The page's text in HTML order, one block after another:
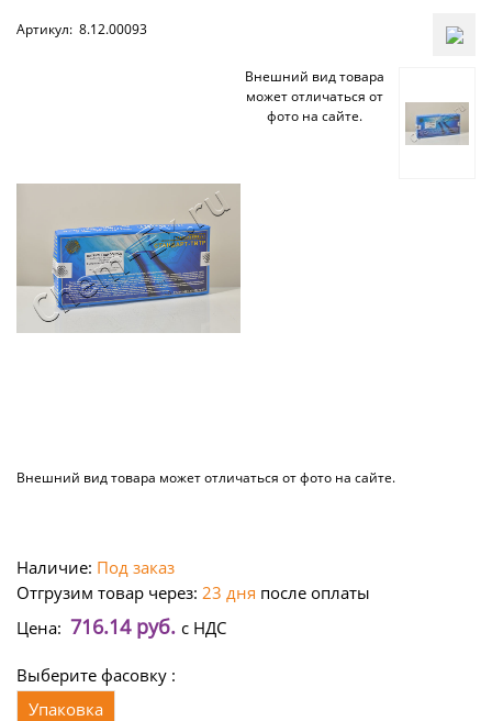
Артикул: 8.12.00093
Внешний вид товара
может отличаться от
фото на сайте.
Внешний вид товара может отличаться от фото на сайте.
Наличие: Под заказ
Отгрузим товар через: 23 дня после оплаты
Цена: 716.14 руб. с НДС
Выберите фасовку :
Упаковка